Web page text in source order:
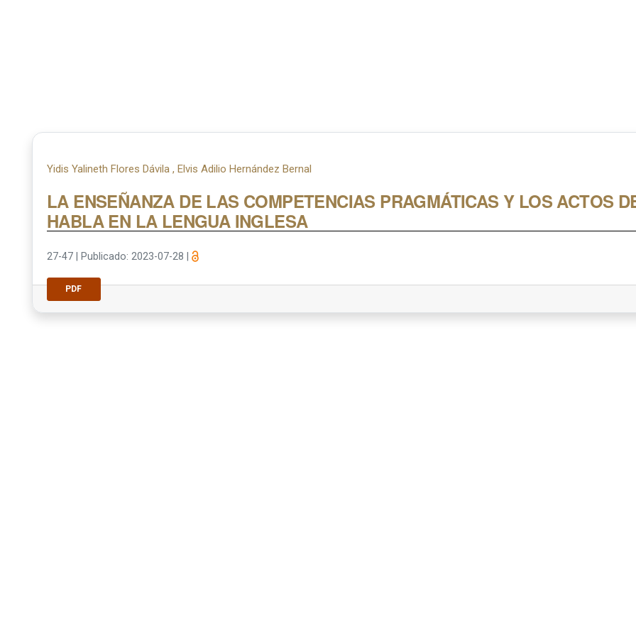
Yidis Yalineth Flores Dávila , Elvis Adilio Hernández Bernal
LA ENSEÑANZA DE LAS COMPETENCIAS PRAGMÁTICAS Y LOS ACTOS
HABLA EN LA LENGUA INGLESA
27-47 Publicado: 2023-07-28
PDF